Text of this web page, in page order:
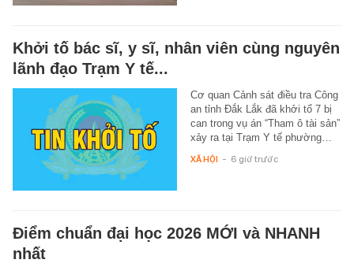
Khởi tố bác sĩ, y sĩ, nhân viên cùng nguyên
lãnh đạo Trạm Y tế...
Cơ quan Cảnh sát điều tra Công
an tỉnh Đắk Lắk đã khởi tố 7 bị
can trong vụ án “Tham ô tài sản”
xảy ra tại Trạm Y tế phường…
XÃ HỘI - 6 giờ trước
Điểm chuẩn đại học 2026 MỚI và NHANH
nhất